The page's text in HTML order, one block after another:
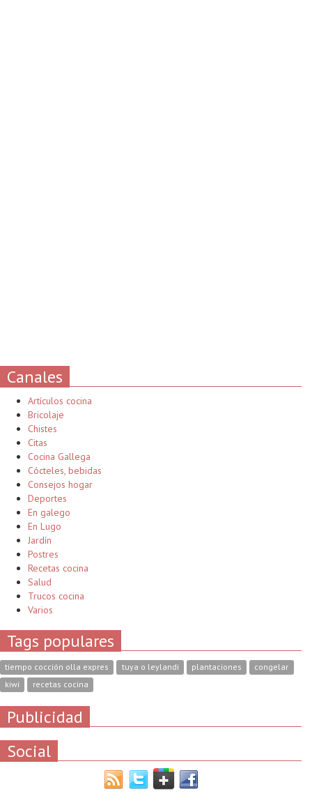
Canales
Artículos cocina
Bricolaje
Chistes
Citas
Cocina Gallega
Cócteles, bebidas
Consejos hogar
Deportes
En galego
En Lugo
Jardín
Postres
Recetas cocina
Salud
Trucos cocina
Varios
Tags populares
tiempo cocción olla expres tuya o leylandi plantaciones
congelar
kiwi
recetas cocina
Publicidad
Social